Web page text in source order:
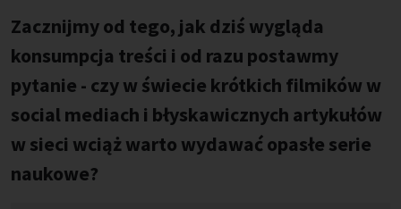
Zacznijmy od tego, jak dziś wygląda
konsumpcja treści i od razu postawmy
pytanie - czy w świecie krótkich filmików w
social mediach i błyskawicznych artykułów
w sieci wciąż warto wydawać opasłe serie
naukowe?